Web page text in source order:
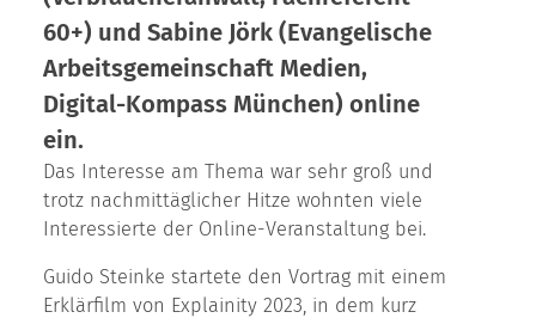
60+) und Sabine Jörk (Evangelische
Arbeitsgemeinschaft Medien,
Digital-Kompass München) online
ein.
Das Interesse am Thema war sehr groß und
trotz nachmittäglicher Hitze wohnten viele
Interessierte der Online-Veranstaltung bei.
Guido Steinke startete den Vortrag mit einem
Erklärfilm von Explainity 2023, in dem kurz